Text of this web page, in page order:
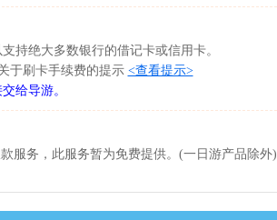
持绝大多数银行的借记卡或信用卡。
于刷卡手续费的提示 <查看提示>
给导游。
服务，此服务暂为免费提供。(一日游产品除外)